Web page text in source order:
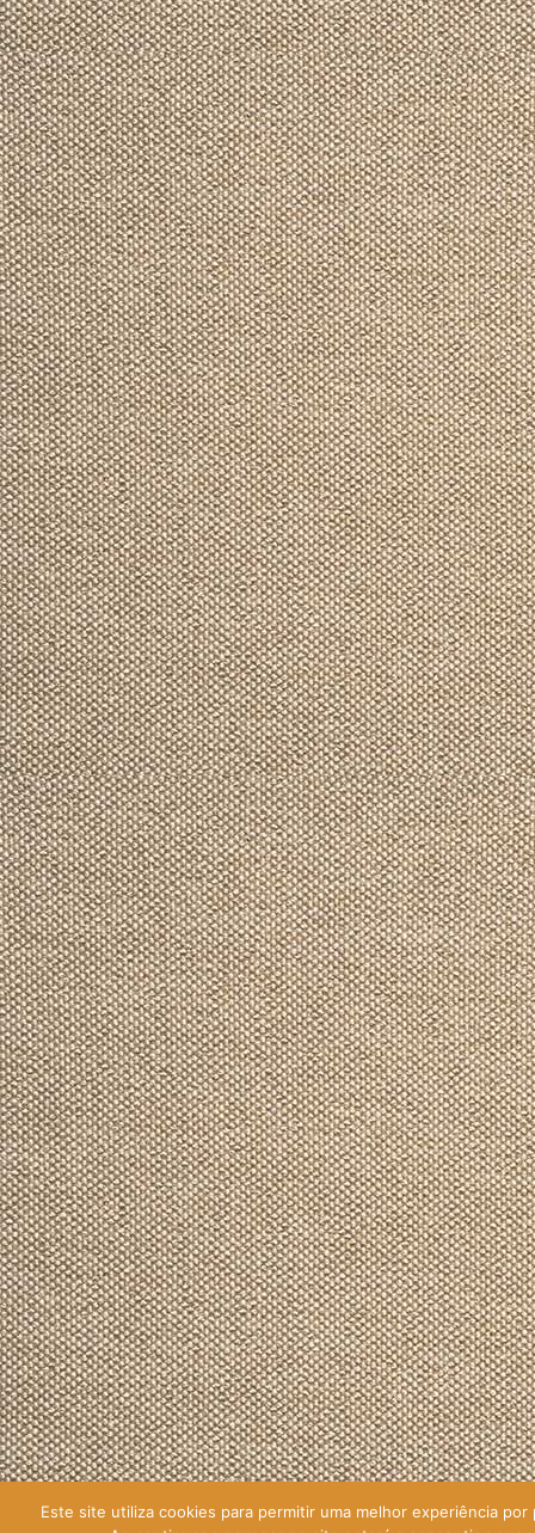
Este site utiliza cookies para permitir uma melhor experiência por